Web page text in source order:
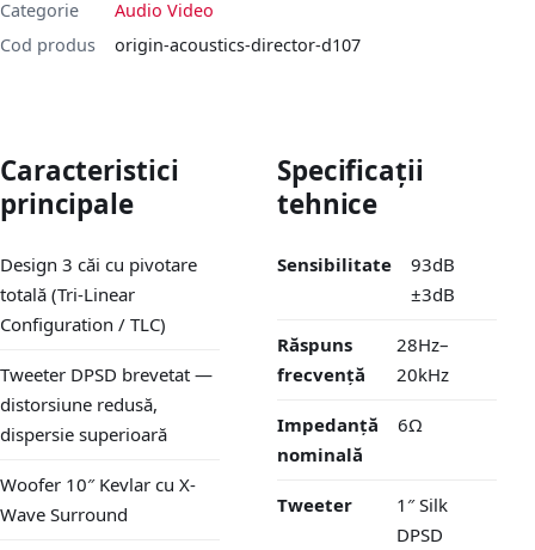
Categorie
Audio Video
Cod produs
origin-acoustics-director-d107
Caracteristici
principale
Design 3 căi cu pivotare
totală (Tri-Linear
Configuration / TLC)
Tweeter DPSD brevetat —
distorsiune redusă,
dispersie superioară
Woofer 10″ Kevlar cu X-
Wave Surround
Specificații
tehnice
Sensibilitate
93dB
±3dB
Răspuns
frecvență
28Hz–
20kHz
Impedanță
nominală
6Ω
Tweeter
1″ Silk
DPSD